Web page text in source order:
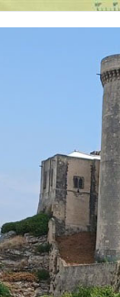
de toutes